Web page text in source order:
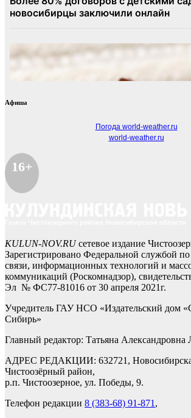
Афиша
Погода world-weather.ru
world-weather.ru
16+
KULUN-NOV.RUсетевое издание
Зарегистрировано Федеральной службой
связи, информационных технологий и
коммуникаций (Роскомнадзор),
Эл № ФС77-81016 от 30 апреля 2021г.
Учредитель ГАУ НСО «Издательский дом
Сибирь»
Главный редактор: Татьяна
АДРЕС РЕДАКЦИИ: 632721,
Чистоозёрный район,
р.п. Чистоозерное, ул. Победы, 9.
Телефон редакции 8 (383-68) 91-871 ,